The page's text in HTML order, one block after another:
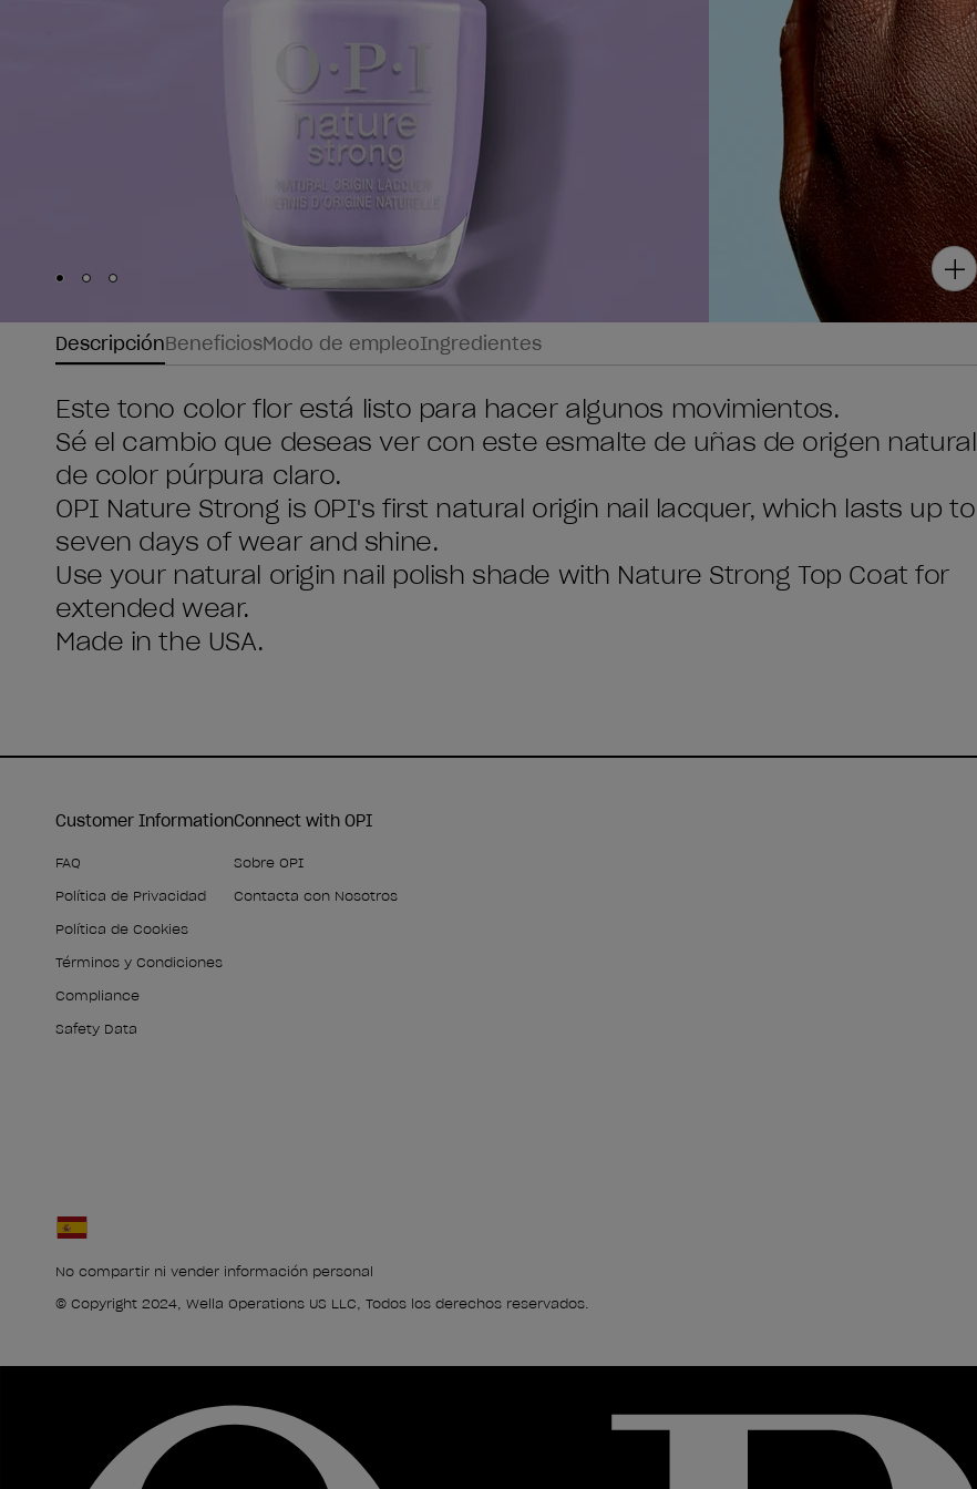
Skip to slide
Skip to slide
Skip to slide
DescripciónBeneficiosModo de empleoIngredientes
Este tono color flor está listo para hacer algunos movimientos.
Sé el cambio que deseas ver con este esmalte de uñas de origen natural
de color púrpura claro.
OPI Nature Strong is OPI's first natural origin nail lacquer, which lasts up to
seven days of wear and shine.
Use your natural origin nail polish shade with Nature Strong Top Coat for
extended wear.
Made in the USA.
Customer Information
FAQ
Política de Privacidad
Política de Cookies
Términos y Condiciones
Compliance
Safety Data
Connect with OPI
Sobre OPI
Contacta con Nosotros
No compartir ni vender información personal
© Copyright 2024, Wella Operations US LLC, Todos los derechos reservados.